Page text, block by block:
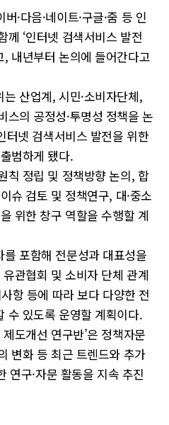
·다음·네이트·구글·줌 등 인
께 ‘인터넷 검색서비스 발전
, 내년부터 논의에 들어간다고
산업계, 시민·소비자단체,
스의 공정성·투명성 정책을 논
터넷 검색서비스 발전을 위한
범하게 됐다.
칙 정립 및 정책방향 논의, 합
슈 검토 및 정책연구, 대·중소
위한 창구 역할을 수행할 계
포함해 전문성과 대표성을
관협회 및 소비자 단체 관계
항 등에 따라 보다 다양한 전
수 있도록 운영할 계획이다.
도개선 연구반’은 정책자문
변화 등 최근 트렌드와 추가
연구·자문 활동을 지속 추진